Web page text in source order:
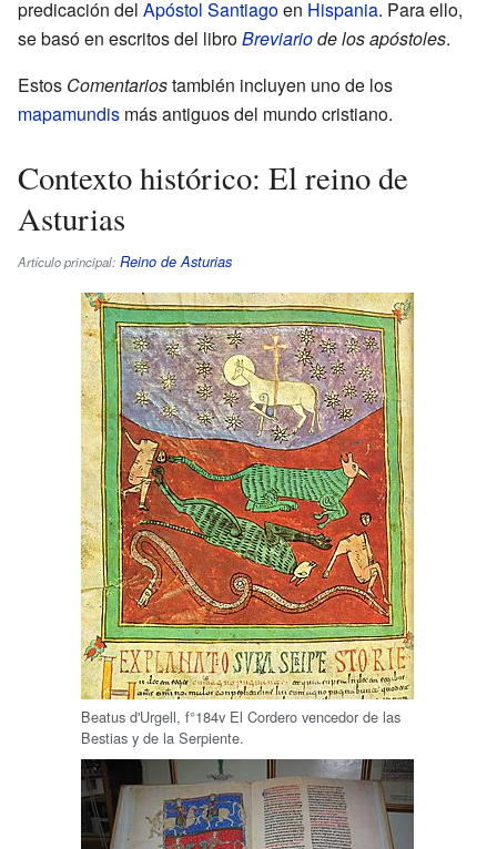
predicación del Apóstol Santiagoen Hispania. Para ello,
se basó en escritos del libroBreviariode los apóstoles.
Estos Comentariostambién incluyen uno de los
mapamundis más antiguos del mundo cristiano.
Contexto histórico: El reino de
Asturias
Artículo principal: Reino de Asturias
Beatus d'Urgell, f°184v El Cordero vencedor de las
Bestias y de la Serpiente.